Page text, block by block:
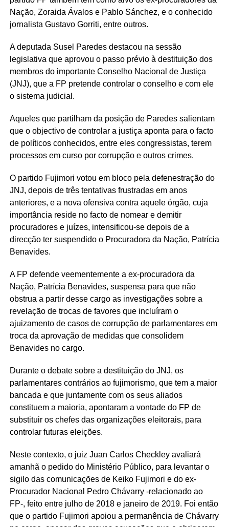
Nação, Zoraida Ávalos e Pablo Sánchez, e o conhecido
jornalista Gustavo Gorriti, entre outros.
A deputada Susel Paredes destacou na sessão
legislativa que aprovou o passo prévio à destituição dos
membros do importante Conselho Nacional de Justiça
(JNJ), que a FP pretende controlar o conselho e com ele
o sistema judicial.
Aqueles que partilham da posição de Paredes salientam
que o objectivo de controlar a justiça aponta para o facto
de políticos conhecidos, entre eles congressistas, terem
processos em curso por corrupção e outros crimes.
O partido Fujimori votou em bloco pela defenestração do
JNJ, depois de três tentativas frustradas em anos
anteriores, e a nova ofensiva contra aquele órgão, cuja
importância reside no facto de nomear e demitir
procuradores e juízes, intensificou-se depois de a
direcção ter suspendido o Procuradora da Nação, Patrícia
Benavides.
A FP defende veementemente a ex-procuradora da
Nação, Patrícia Benavides, suspensa para que não
obstrua a partir desse cargo as investigações sobre a
revelação de trocas de favores que incluíram o
ajuizamento de casos de corrupção de parlamentares em
troca da aprovação de medidas que consolidem
Benavides no cargo.
Durante o debate sobre a destituição do JNJ, os
parlamentares contrários ao fujimorismo, que tem a maior
bancada e que juntamente com os seus aliados
constituem a maioria, apontaram a vontade do FP de
substituir os chefes das organizações eleitorais, para
controlar futuras eleições.
Neste contexto, o juiz Juan Carlos Checkley avaliará
amanhã o pedido do Ministério Público, para levantar o
sigilo das comunicações de Keiko Fujimori e do ex-
Procurador Nacional Pedro Chávarry -relacionado ao
FP-, feito entre julho de 2018 e janeiro de 2019. Foi então
que o partido Fujimori apoiou a permanência de Chávarry